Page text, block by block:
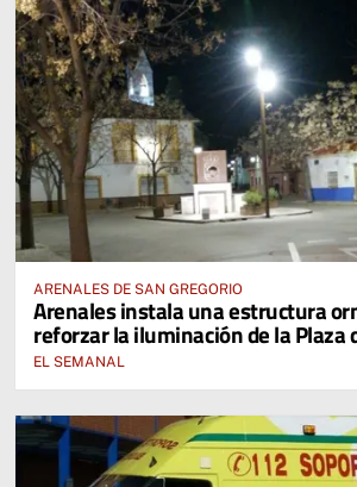
ARENALES DE SAN GREGORIO
Arenales instala una estructura
reforzar la iluminación de la Plaza
EL SEMANAL